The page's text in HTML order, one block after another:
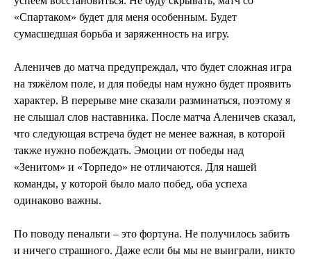
«Спартаком» будет для меня особенным. Будет
сумасшедшая борьба и заряженность на игру.
Аленичев до матча предупреждал, что будет сложная игра
на тяжёлом поле, и для победы нам нужно будет проявить
характер. В перерыве мне сказали разминаться, поэтому я
не слышал слов наставника. После матча Аленичев сказал,
что следующая встреча будет не менее важная, в которой
также нужно побеждать. Эмоции от победы над
«Зенитом» и «Торпедо» не отличаются. Для нашей
команды, у которой было мало побед, оба успеха
одинаково важны.
По поводу пенальти – это фортуна. Не получилось забить
и ничего страшного. Даже если бы мы не выиграли, никто